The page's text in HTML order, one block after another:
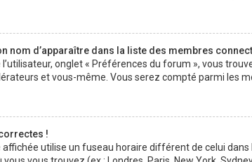
nom d’apparaître dans la liste des membres
onglet « Préférences du forum », vous
et vous-même. Vous serez compté parmi les
!
affichée utilise un fuseau horaire différent de celui